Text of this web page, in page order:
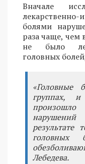
Вначале
болями
раза чаще, чем
не было
головных
группах,
произошло
результате
головных
Лебедева.